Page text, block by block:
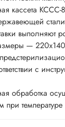
кассета
выполняют
—
с
обработка
при температуре